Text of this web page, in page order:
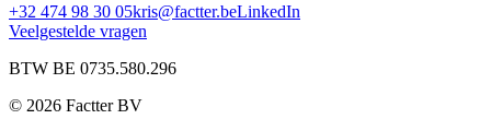
+32 474 98 30 05kris@factter.beLinkedIn
Veelgestelde vragen
BTW BE 0735.580.296
© 2026 Factter BV